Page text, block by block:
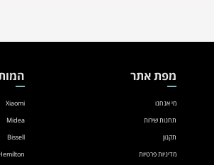
מפת אתר
מי אנחנו
תחנות שירות
תקנון
מדיניות פרטיות
Xiaomi
Midea
Bissell